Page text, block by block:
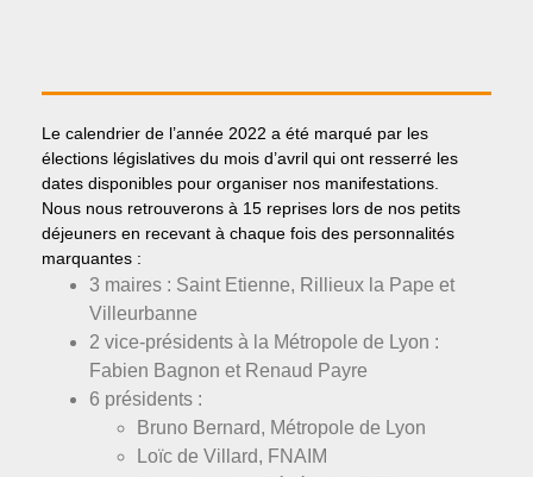
Le calendrier de l’année 2022 a été marqué par les
élections législatives du mois d’avril qui ont resserré les
dates disponibles pour organiser nos manifestations.
Nous nous retrouverons à 15 reprises lors de nos petits
déjeuners en recevant à chaque fois des personnalités
marquantes :
3 maires : Saint Etienne, Rillieux la Pape et
Villeurbanne
2 vice-présidents à la Métropole de Lyon :
Fabien Bagnon et Renaud Payre
6 présidents :
Bruno Bernard, Métropole de Lyon
Loïc de Villard, FNAIM